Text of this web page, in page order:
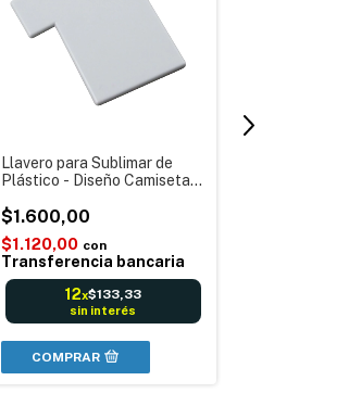
Llavero para Sublimar de
Plástico - Diseño Camiseta
Merchandandising
Personalizados
$1.600,00
$1.120,00 con
Transferencia bancaria
12x$133,33
sin interés
COMPRAR